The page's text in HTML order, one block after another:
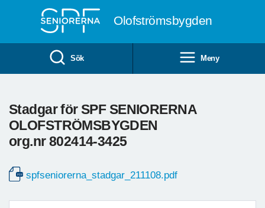
Olofströmsbygden
Sök Meny
Stadgar för SPF SENIORERNA
OLOFSTRÖMSBYGDEN
org.nr 802414-3425
spfseniorerna_stadgar_211108.pdf